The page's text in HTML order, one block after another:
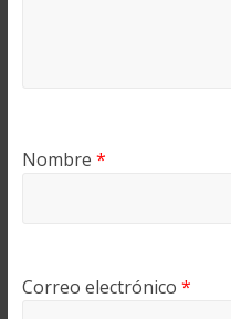
Nombre *
Correo electrónico *